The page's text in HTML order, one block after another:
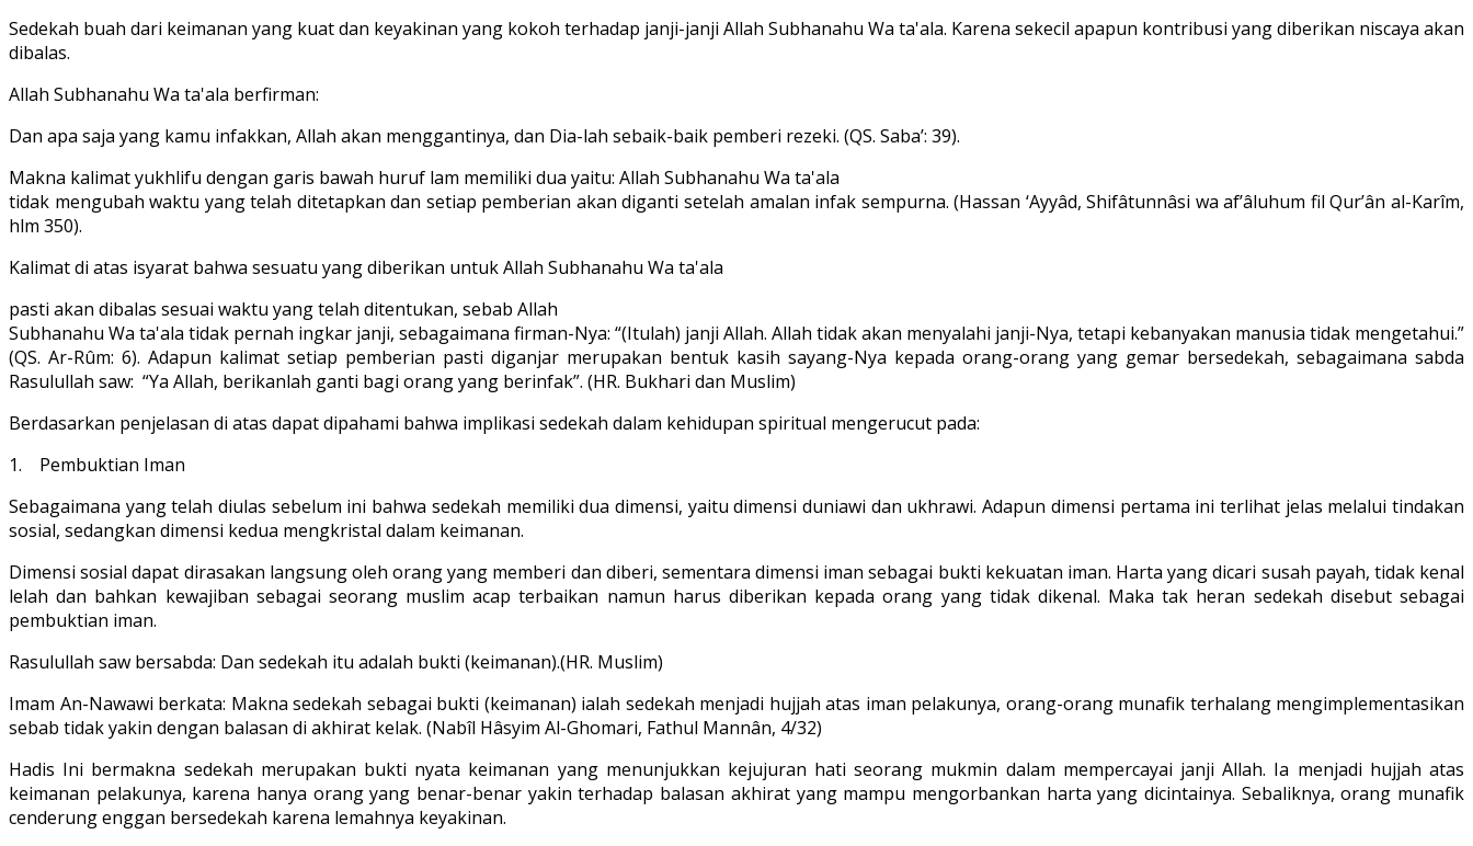
Sedekah buah dari keimanan yang kuat dan keyakinan yang kokoh terhadap janji-janji Allah Subhanahu Wa ta'ala. Karena sekecil apapun kontribusi yang diberikan niscaya akan
dibalas.
Allah Subhanahu Wa ta'ala berfirman:
Dan apa saja yang kamu infakkan, Allah akan menggantinya, dan Dia-lah sebaik-baik pemberi rezeki. (QS. Saba’: 39).
Makna kalimat yukhlifu dengan garis bawah huruf lam memiliki dua yaitu: Allah Subhanahu Wa ta'ala
tidak mengubah waktu yang telah ditetapkan dan setiap pemberian akan diganti setelah amalan infak sempurna. (Hassan ‘Ayyâd, Shifâtunnâsi wa af’âluhum fil Qur’ân al-Karîm,
hlm 350).
Kalimat di atas isyarat bahwa sesuatu yang diberikan untuk Allah Subhanahu Wa ta'ala
pasti akan dibalas sesuai waktu yang telah ditentukan, sebab Allah
Subhanahu Wa ta'ala tidak pernah ingkar janji, sebagaimana firman-Nya: “(Itulah) janji Allah. Allah tidak akan menyalahi janji-Nya, tetapi kebanyakan manusia tidak mengetahui.”
(QS. Ar-Rûm: 6). Adapun kalimat setiap pemberian pasti diganjar merupakan bentuk kasih sayang-Nya kepada orang-orang yang gemar bersedekah, sebagaimana sabda
Rasulullah saw: “Ya Allah, berikanlah ganti bagi orang yang berinfak”. (HR. Bukhari dan Muslim)
Berdasarkan penjelasan di atas dapat dipahami bahwa implikasi sedekah dalam kehidupan spiritual mengerucut pada:
1. Pembuktian Iman
Sebagaimana yang telah diulas sebelum ini bahwa sedekah memiliki dua dimensi, yaitu dimensi duniawi dan ukhrawi. Adapun dimensi pertama ini terlihat jelas melalui tindakan
sosial, sedangkan dimensi kedua mengkristal dalam keimanan.
Dimensi sosial dapat dirasakan langsung oleh orang yang memberi dan diberi, sementara dimensi iman sebagai bukti kekuatan iman. Harta yang dicari susah payah, tidak kenal
lelah dan bahkan kewajiban sebagai seorang muslim acap terbaikan namun harus diberikan kepada orang yang tidak dikenal. Maka tak heran sedekah disebut sebagai
pembuktian iman.
Rasulullah saw bersabda: Dan sedekah itu adalah bukti (keimanan).(HR. Muslim)
Imam An-Nawawi berkata: Makna sedekah sebagai bukti (keimanan) ialah sedekah menjadi hujjah atas iman pelakunya, orang-orang munafik terhalang mengimplementasikan
sebab tidak yakin dengan balasan di akhirat kelak. (Nabîl Hâsyim Al-Ghomari, Fathul Mannân, 4/32)
Hadis Ini bermakna sedekah merupakan bukti nyata keimanan yang menunjukkan kejujuran hati seorang mukmin dalam mempercayai janji Allah. Ia menjadi hujjah atas
keimanan pelakunya, karena hanya orang yang benar-benar yakin terhadap balasan akhirat yang mampu mengorbankan harta yang dicintainya. Sebaliknya, orang munafik
cenderung enggan bersedekah karena lemahnya keyakinan.